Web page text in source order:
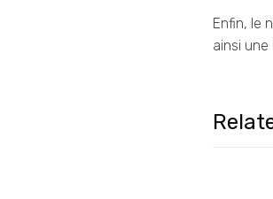
Enfin, le
ainsi